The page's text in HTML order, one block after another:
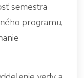
semestra
programu,